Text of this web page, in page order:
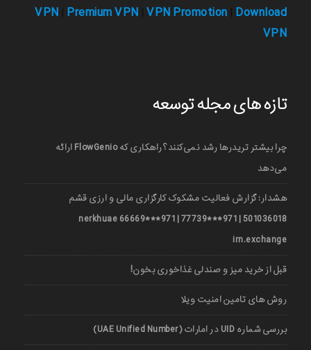
VPN Premium VPN VPN Promotion Download
VPN
تازه های مجله توسعه
چرا بیشتر تریدرها رشد نمی‌کنند؟ راهکاری که FlowGenio ارائه
می‌دهد
هشدار: گزارش فعالیت مشکوک کارگزاری مالی و ارزی قشم
501036018 | 971***77739 | 971***66669 nerkhuae
irn.exchange
قبل از خرید میز و صندلی غذاخوری بخون!
روش های تامین امنیت ویلا
بررسی شماره UID در امارات (UAE Unified Number)